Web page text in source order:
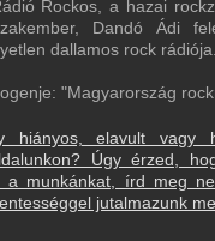
Rockos, a hazai
Dandó Ádi
dallamos rock rádiója.
"Magyarország
hiányos, elavult vagy
Úgy érzed,
a munkánkat, írd meg
jutalmazunk